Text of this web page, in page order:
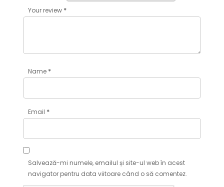
Your review *
Name *
Email *
Salvează-mi numele, emailul și site-ul web în acest
navigator pentru data viitoare când o să comentez.